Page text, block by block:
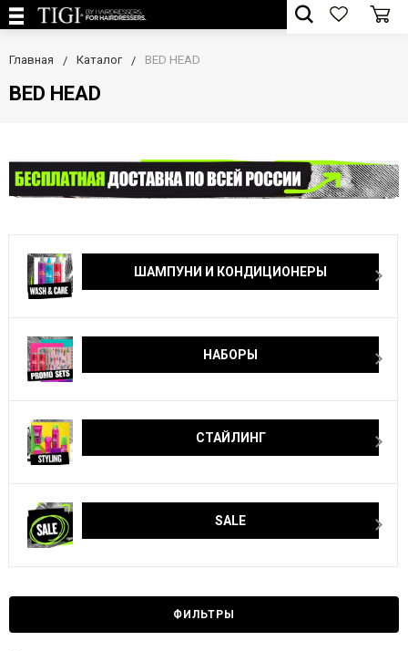
Главная Каталог BED HEAD
BED HEAD
ШАМПУНИ И КОНДИЦИОНЕРЫ
НАБОРЫ
СТАЙЛИНГ
SALE
ФИЛЬТРЫ